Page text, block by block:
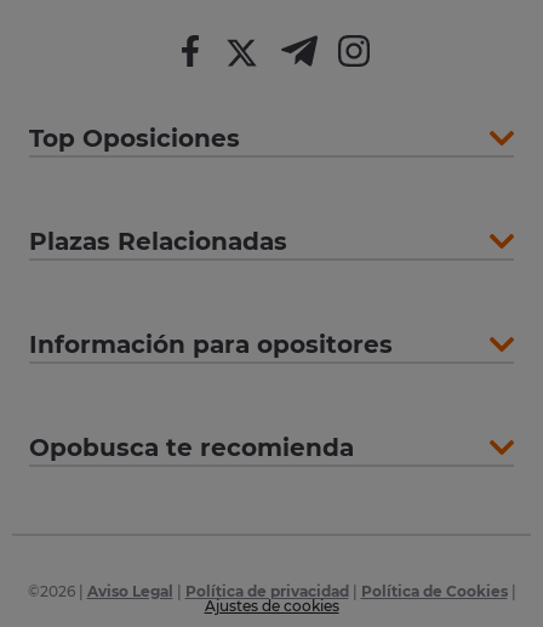
Top Oposiciones
Plazas Relacionadas
Información para opositores
Opobusca te recomienda
©2026| Aviso Legal Política de privacidad Política de Cookies|
Ajustes de cookies